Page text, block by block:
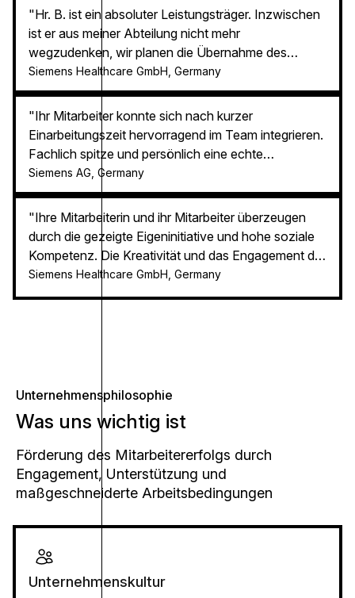
"Hr. B. ist ein absoluter Leistungsträger. Inzwischen
ist er aus meiner Abteilung nicht mehr
wegzudenken, wir planen die Übernahme des
Mitarbeiters in unseren Unternehmen. Ich möchte
hervorheben, wie sehr sich Ihr Unternehmen auch
für die Besetzung von potentiellen Stellen in meiner
Abteilung einsetzt, Ihr Recruiting hebt sich deutlich
von den Mitbewerbern in Qualität und Trefferquote
zur Besetzung von Stellen ab. Ein großes Lob an Ihr
Siemens Healthcare GmbH, Germany
"Ihr Mitarbeiter konnte sich nach kurzer
Einarbeitungszeit hervorragend im Team integrieren.
Fachlich spitze und persönlich eine echte
Bereicherung für mein Team! Vielen Dank."
Siemens AG, Germany
"Ihre Mitarbeiterin und ihr Mitarbeiter überzeugen
durch die gezeigte Eigeninitiative und hohe soziale
Kompetenz. Die Kreativität und das Engagement der
beiden ist für das gesamte Team ein Benefit, die
Entlastung ist eindeutig spürbar. Hervorzuheben ist
Siemens Healthcare GmbH, Germany
Unternehmensphilosophie
Was uns wichtig ist
Förderung des Mitarbeitererfolgs durch
Engagement, Unterstützung und
maßgeschneiderte Arbeitsbedingungen
Unternehmenskultur